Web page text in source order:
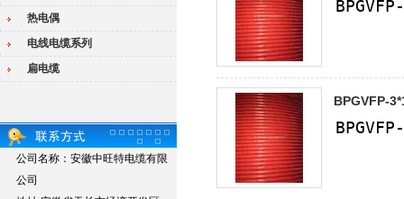
热电偶
电线电缆系列
扁电缆
公司名称：安徽中旺特电缆有限
公司
BPGVFP-